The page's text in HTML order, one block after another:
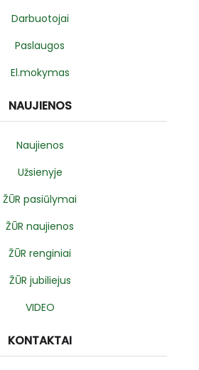
Darbuotojai
Paslaugos
El.mokymas
NAUJIENOS
Naujienos
Užsienyje
ŽŪR pasiūlymai
ŽŪR naujienos
ŽŪR renginiai
ŽŪR jubiliejus
VIDEO
KONTAKTAI